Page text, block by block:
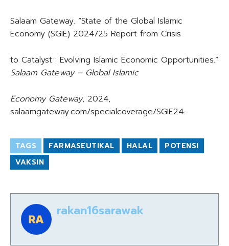
Salaam Gateway. “State of the Global Islamic
Economy (SGIE) 2024/25 Report from Crisis
to Catalyst : Evolving Islamic Economic Opportunities.”
Salaam Gateway – Global Islamic
Economy Gateway, 2024,
salaamgateway.com/specialcoverage/SGIE24.
TAGS FARMASEUTIKAL HALAL
POTENSI
VAKSIN
rakan16sarawak